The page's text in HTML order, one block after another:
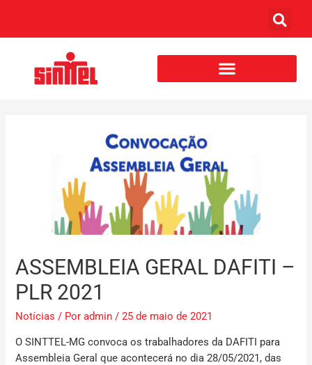
ASSEMBLEIA GERAL DAFITI –
PLR 2021
Notícias / Poradmin /25 de maio de 2021
O SINTTEL-MG convoca os trabalhadores da DAFITI para
Assembleia Geral que acontecerá no dia28/05/2021, das